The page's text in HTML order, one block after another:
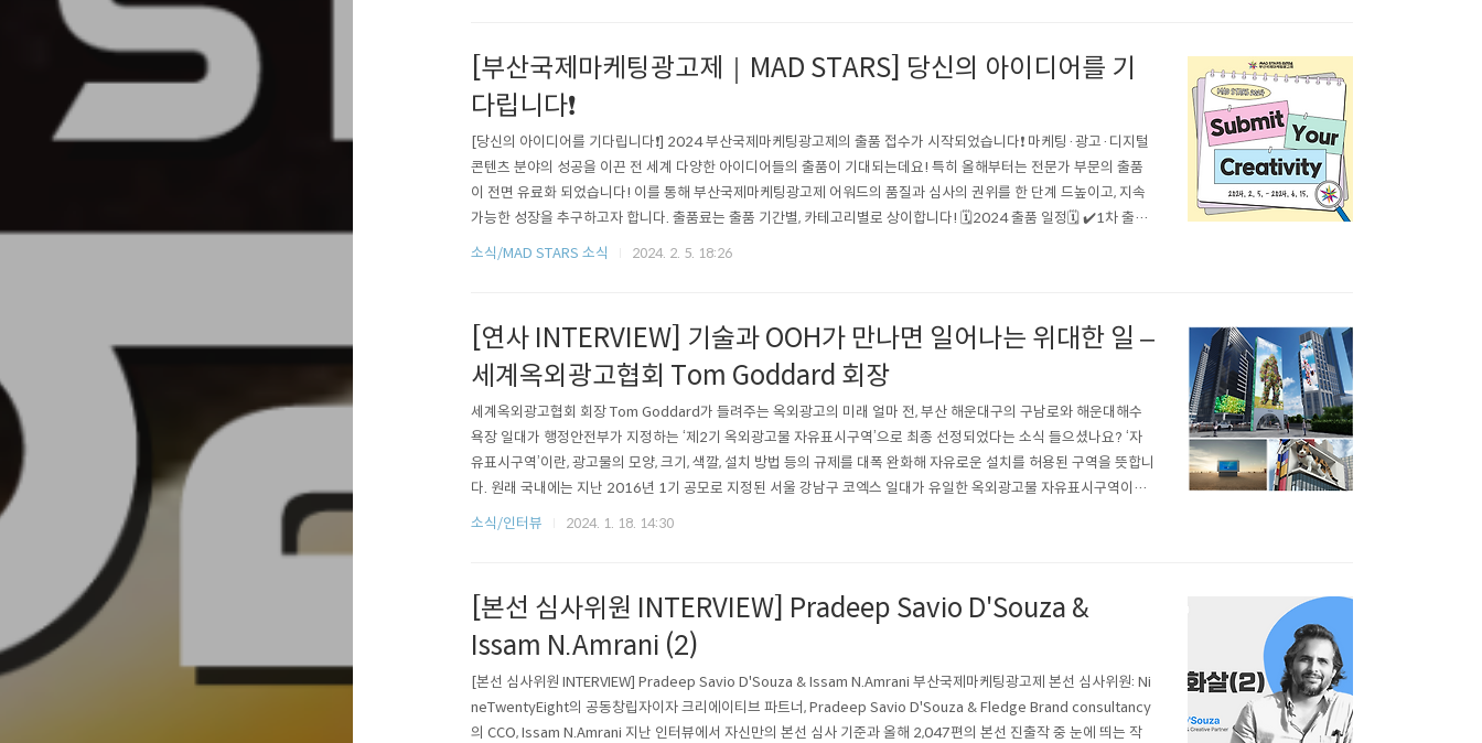
[부산국제마케팅광고제｜MAD STARS] 당신의 아이디어를 기
다립니다❗
[당신의 아이디어를 기다립니다❗] 2024 부산국제마케팅광고제의 출품 접수가 시작되었습니다❗ 마케팅·광고·디지털
콘텐츠 분야의 성공을 이끈 전 세계 다양한 아이디어들의 출품이 기대되는데요! 특히 올해부터는 전문가 부문의 출품
이 전면 유료화 되었습니다! 이를 통해 부산국제마케팅광고제 어워드의 품질과 심사의 권위를 한 단계 드높이고, 지속
가능한 성장을 추구하고자 합니다. 출품료는 출품 기간별, 카테고리별로 상이합니다! 🗓️2024 출품 일정🗓️ ✔️1차 출품
마감(Early Bird): 5월 10일(금) ✔️2차 출품마감(Regular): 5월 31일(금) ✔️최종 출품마감(Late Fee): 6월 15일(토)
소식/MAD STARS 소식 2024. 2. 5. 18:26
[연사 INTERVIEW] 기술과 OOH가 만나면 일어나는 위대한 일 –
세계옥외광고협회 Tom Goddard 회장
세계옥외광고협회 회장 Tom Goddard가 들려주는 옥외광고의 미래 얼마 전, 부산 해운대구의 구남로와 해운대해수
욕장 일대가 행정안전부가 지정하는 ‘제2기 옥외광고물 자유표시구역’으로 최종 선정되었다는 소식 들으셨나요? ‘자
유표시구역’이란, 광고물의 모양, 크기, 색깔, 설치 방법 등의 규제를 대폭 완화해 자유로운 설치를 허용된 구역을 뜻합니
다. 원래 국내에는 지난 2016년 1기 공모로 지정된 서울 강남구 코엑스 일대가 유일한 옥외광고물 자유표시구역이었
습니다. 코엑스 일대는 지정 이후 기존 옥외광고물과는 크기, 형태 등이 다른 20기의 다양한 디지털 옥외광고물이 설치
소식/인터뷰 2024. 1. 18. 14:30
[본선 심사위원 INTERVIEW] Pradeep Savio D'Souza &
Issam N.Amrani (2)
[본선 심사위원 INTERVIEW] Pradeep Savio D'Souza & Issam N.Amrani 부산국제마케팅광고제 본선 심사위원: Ni
neTwentyEight의 공동창립자이자 크리에이티브 파트너, Pradeep Savio D'Souza & Fledge Brand consultancy
의 CCO, Issam N.Amrani 지난 인터뷰에서 자신만의 본선 심사 기준과 올해 2,047편의 본선 진출작 중 눈에 띄는 작